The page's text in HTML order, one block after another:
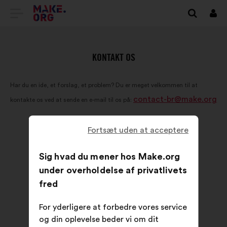
TILBAGE
MAKE.ORG’S
Log
KONTAKT OS
Har du en ide, et forslag, et problem? Du er meget velkommen til at
kontakte os ved at sende en e-mail til os på: contact-br@make.org
Fortsæt uden at acceptere
Sig hvad du mener hos Make.org
under overholdelse af privatlivets
fred
For yderligere at forbedre vores service
og din oplevelse beder vi om dit